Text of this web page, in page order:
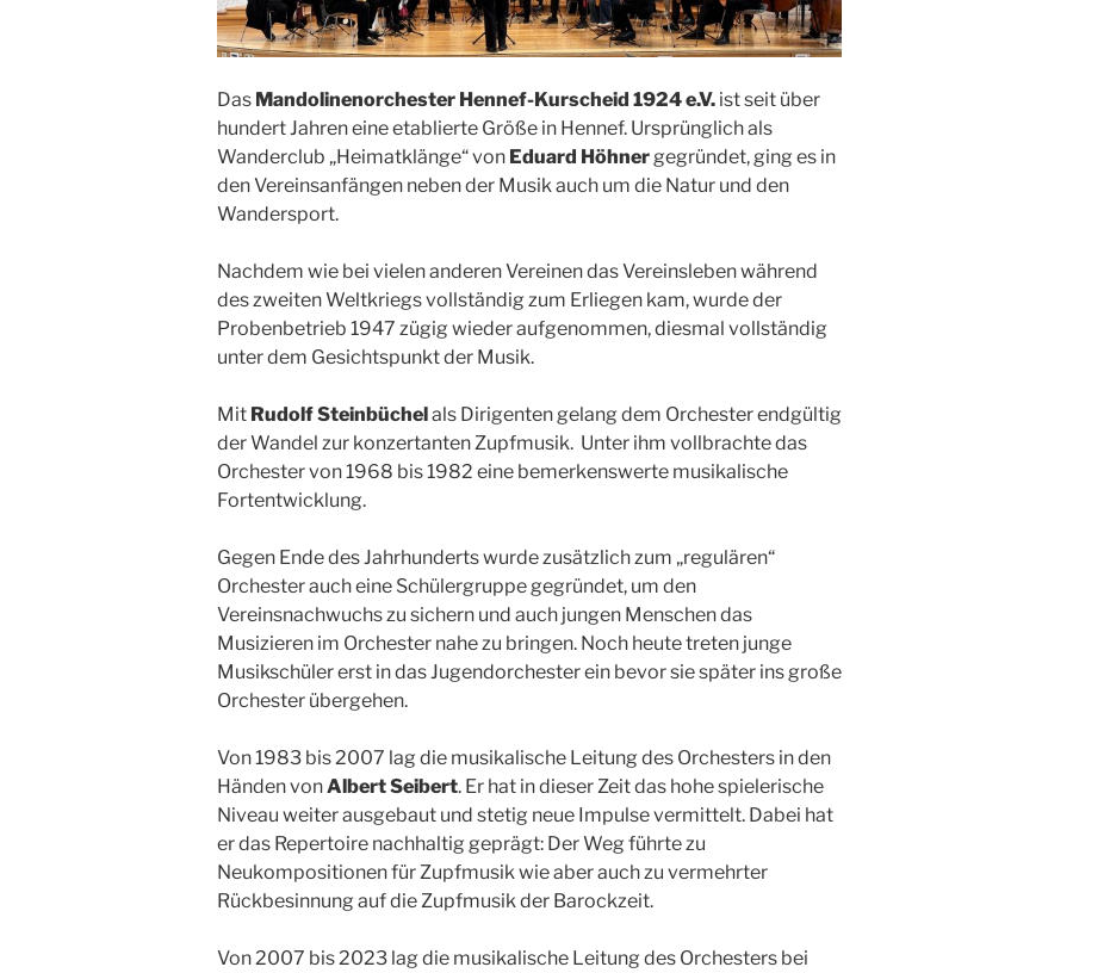
Das Mandolinenorchester Hennef-Kurscheid 1924 e.V.ist seit über
hundert Jahren eine etablierte Größe in Hennef. Ursprünglich als
Wanderclub „Heimatklänge“ von Eduard Höhnergegründet, ging es in
den Vereinsanfängen neben der Musik auch um die Natur und den
Wandersport.
Nachdem wie bei vielen anderen Vereinen das Vereinsleben während
des zweiten Weltkriegs vollständig zum Erliegen kam, wurde der
Probenbetrieb 1947 zügig wieder aufgenommen, diesmal vollständig
unter dem Gesichtspunkt der Musik.
Mit Rudolf Steinbüchelals Dirigenten gelang dem Orchester endgültig
der Wandel zur konzertanten Zupfmusik. Unter ihm vollbrachte das
Orchester von 1968 bis 1982 eine bemerkenswerte musikalische
Fortentwicklung.
Gegen Ende des Jahrhunderts wurde zusätzlich zum „regulären“
Orchester auch eine Schülergruppe gegründet, um den
Vereinsnachwuchs zu sichern und auch jungen Menschen das
Musizieren im Orchester nahe zu bringen. Noch heute treten junge
Musikschüler erst in das Jugendorchester ein bevor sie später ins große
Orchester übergehen.
Von 1983 bis 2007 lag die musikalische Leitung des Orchesters in den
Händen vonAlbert Seibert. Er hat in dieser Zeit das hohe spielerische
Niveau weiter ausgebaut und stetig neue Impulse vermittelt. Dabei hat
er das Repertoire nachhaltig geprägt: Der Weg führte zu
Neukompositionen für Zupfmusik wie aber auch zu vermehrter
Rückbesinnung auf die Zupfmusik der Barockzeit.
Von 2007 bis 2023 lag die musikalische Leitung des Orchesters bei